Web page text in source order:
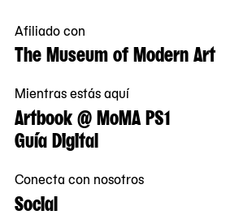
Afiliado con
The Museum of Modern Art
Mientras estás aquí
Artbook @ MoMA PS1
Guía Digital
Conecta con nosotros
Social